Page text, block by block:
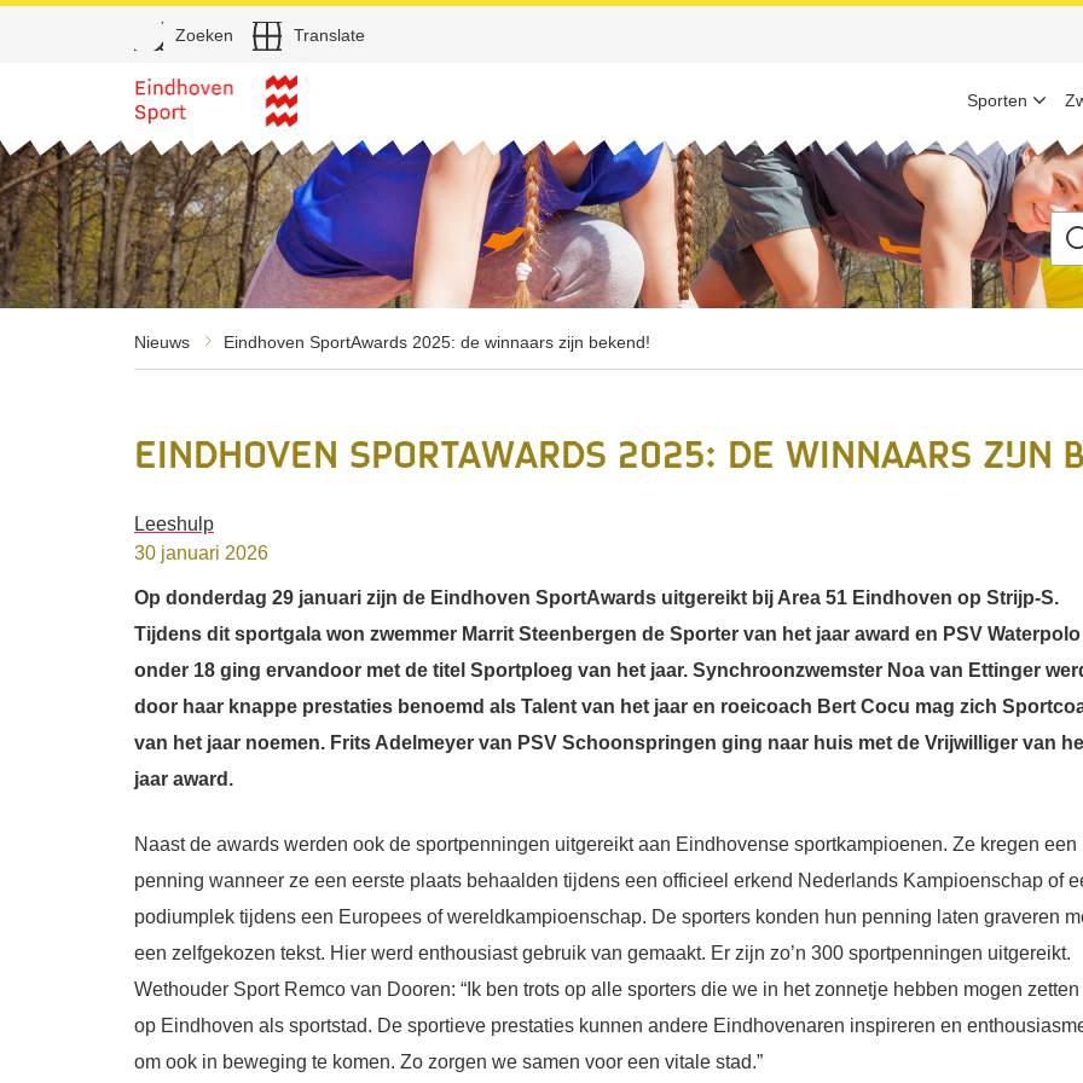
Direct naar de inhoud
Open
Zoeken Translate
Sporten
op
Nieuws Eindhoven SportAwards 2025: de winnaars zijn bekend!
Eindhoven SportAwards 2025: de winnaars zijn
Leeshulp
30 januari 2026
Op donderdag 29 januari zijn de Eindhoven SportAwards uitgereikt bij Area 51 Eindhoven op Strijp-S.
Tijdens dit sportgala won zwemmer Marrit Steenbergen de Sporter van het jaar award en PSV Waterpolo
onder 18 ging ervandoor met de titel Sportploeg van het jaar. Synchroonzwemster Noa van Ettinger
door haar knappe prestaties benoemd als Talent van het jaar en roeicoach Bert Cocu mag zich
van het jaar noemen. Frits Adelmeyer van PSV Schoonspringen ging naar huis met de Vrijwilliger van
jaar award.
Naast de awards werden ook de sportpenningen uitgereikt aan Eindhovense sportkampioenen. Ze kregen een
penning wanneer ze een eerste plaats behaalden tijdens een officieel erkend Nederlands Kampioenschap of
podiumplek tijdens een Europees of wereldkampioenschap. De sporters konden hun penning laten graveren
een zelfgekozen tekst. Hier werd enthousiast gebruik van gemaakt. Er zijn zo’n 300 sportpenningen uitgereikt.
Wethouder Sport Remco van Dooren: “Ik ben trots op alle sporters die we in het zonnetje hebben mogen zetten
op Eindhoven als sportstad. De sportieve prestaties kunnen andere Eindhovenaren inspireren en
om ook in beweging te komen. Zo zorgen we samen voor een vitale stad.”